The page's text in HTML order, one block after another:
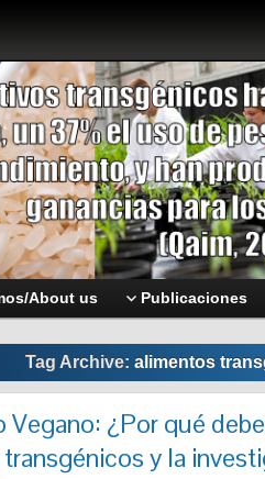
About us Publicaciones
Tag Archive: alimentos
Vegano: ¿Por qué
y la